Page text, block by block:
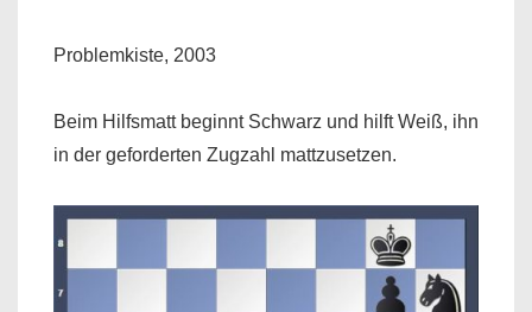
Problemkiste, 2003
Beim Hilfsmatt beginnt Schwarz und hilft Weiß, ihn
in der geforderten Zugzahl mattzusetzen.